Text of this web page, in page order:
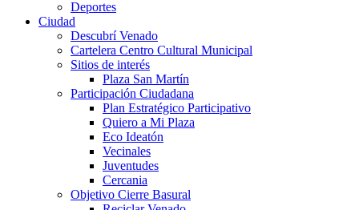
Deportes
Ciudad
Descubrí Venado
Cartelera Centro Cultural Municipal
Sitios de interés
Plaza San Martín
Participación Ciudadana
Plan Estratégico Participativo
Quiero a Mi Plaza
Eco Ideatón
Vecinales
Juventudes
Cercania
Objetivo Cierre Basural